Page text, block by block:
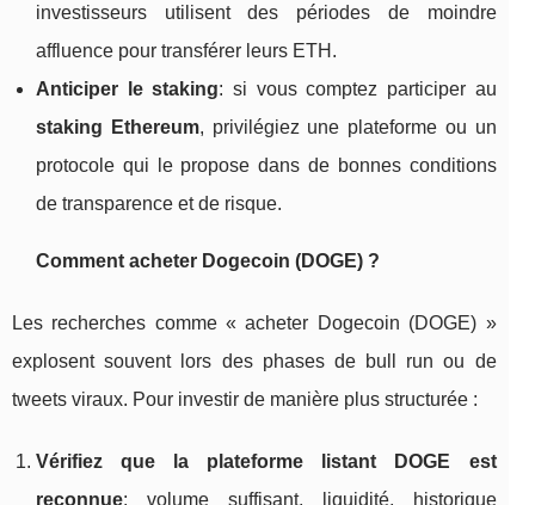
investisseurs utilisent des périodes de moindre
affluence pour transférer leurs ETH.
Anticiper le staking: si vous comptez participer au
staking Ethereum, privilégiez une plateforme ou un
protocole qui le propose dans de bonnes conditions
de transparence et de risque.
Comment acheter Dogecoin (DOGE) ?
Les recherches comme « acheter Dogecoin (DOGE) »
explosent souvent lors des phases de bull run ou de
tweets viraux. Pour investir de manière plus structurée :
Vérifiez que la plateforme listant DOGE est
reconnue: volume suffisant, liquidité, historique